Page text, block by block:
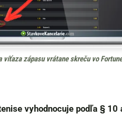
víťaza zápasu vrátane skreču vo Fortune
vyhodnocuje podľa § 10